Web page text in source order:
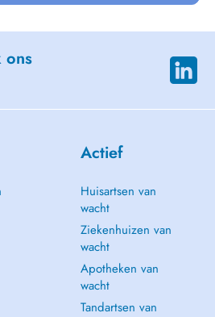
ons
Actief
Huisartsen van
wacht
Ziekenhuizen van
wacht
Apotheken van
wacht
Tandartsen van